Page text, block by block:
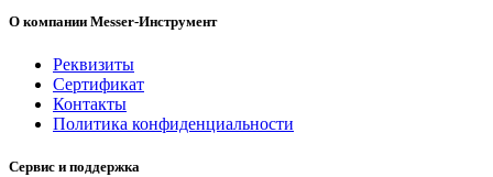
О компании Messer-Инструмент
Реквизиты
Сертификат
Контакты
Политика конфиденциальности
Сервис и поддержка